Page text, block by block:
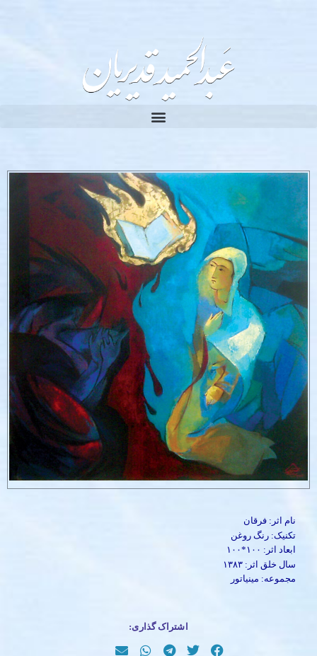
نام اثر: فرقان
تکنیک: رنگ روغن
ابعاد اثر: ۱۰۰*۱۰۰
سال خلق اثر: ۱۳۸۳
مجموعه: مینیاتور
اشتراک گذاری: